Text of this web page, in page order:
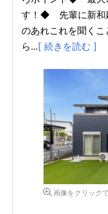
す！◆ 先輩に新和
のあれこれを聞く
ら...[ 続きを読む ]
画像をクリック